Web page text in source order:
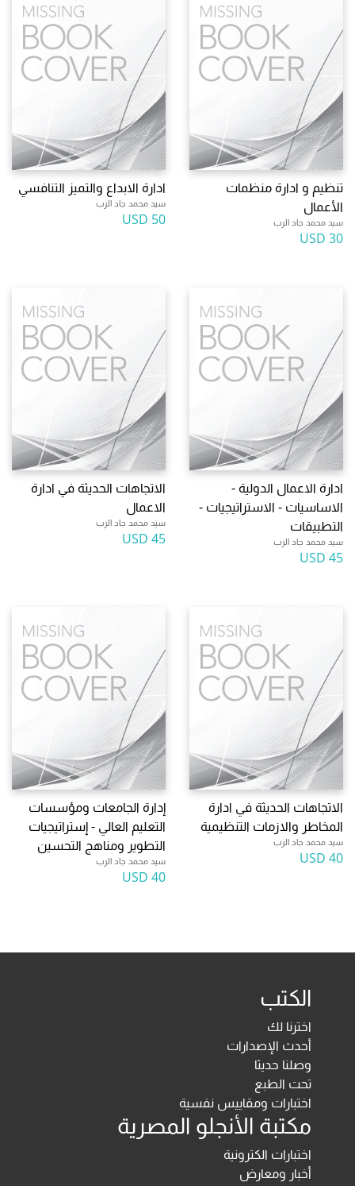
تنظيم و ادارة منظمات
الأعمال
سيد محمد جاد الرب
30 USD
ادارة الابداع والتميز التنافسي
سيد محمد جاد الرب
50 USD
ادارة الاعمال الدولية -
الاساسيات - الاستراتيجيات -
التطبيقات
سيد محمد جاد الرب
45 USD
الاتجاهات الحديثة في ادارة
الاعمال
سيد محمد جاد الرب
45 USD
الاتجاهات الحديثة في ادارة
المخاطر والازمات التنظيمية
سيد محمد جاد الرب
40 USD
إدارة الجامعات ومؤسسات
التعليم العالي - إستراتيجيات
التطوير ومناهج التحسين
سيد محمد جاد الرب
40 USD
الكتب
اخترنا لك
أحدث الإصدارات
وصلنا حديثا
تحت الطبع
اختبارات ومقاييس نفسية
مكتبة الأنجلو المصرية
اختبارات الكترونية
أخبار ومعارض